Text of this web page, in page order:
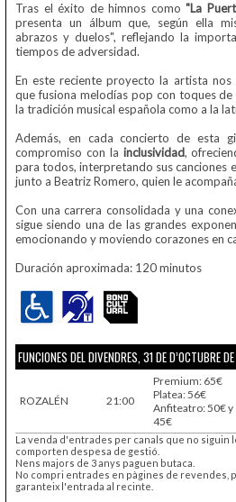
Tras el éxito de himnos como"La
presenta un álbum que, según ella
abrazos y duelos", reflejando la
tiempos de adversidad.
En este reciente proyecto la artista nos
que fusiona melodías pop con toques
la tradición musical española como a la
Además, en cada concierto de esta
compromiso con la inclusividad,
para todos, interpretando sus canciones
junto a Beatriz Romero, quien le
Con una carrera consolidada y una
sigue siendo una de las grandes
emocionando y moviendo corazones en
Duración aproximada: 120 minutos
FUNCIONES DEL DIVENDRES, 31 DE D’OCTUBRE
ROZALÉN 21:00
Premium: 65€
Platea: 56€
Anfiteatro: 50€ y
45€
La venda d'entrades per canals que no siguin
comporten despesa de gestió.
Nens majors de 3 anys paguen butaca.
No compri entrades en pàgines de revendes,
garanteix l'entrada al recinte.